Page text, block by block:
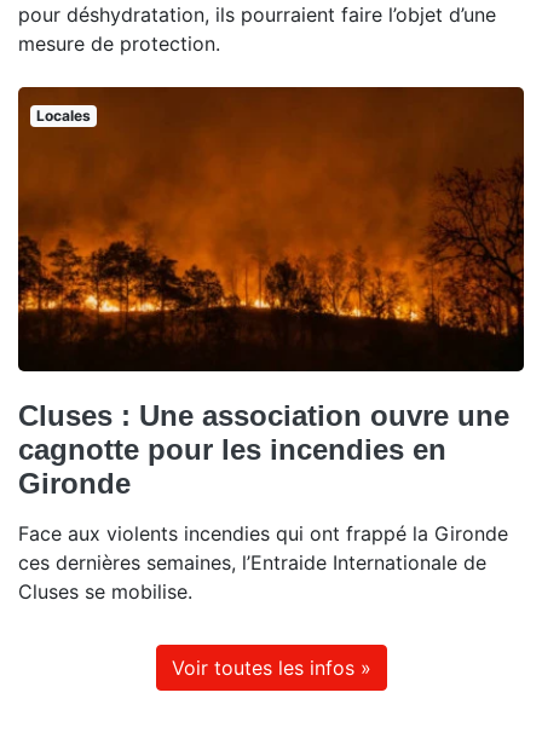
pour déshydratation, ils pourraient faire l’objet d’une
mesure de protection.
Locales
Cluses : Une association ouvre une
cagnotte pour les incendies en
Gironde
Face aux violents incendies qui ont frappé la Gironde
ces dernières semaines, l’Entraide Internationale de
Cluses se mobilise.
Voir toutes les infos »